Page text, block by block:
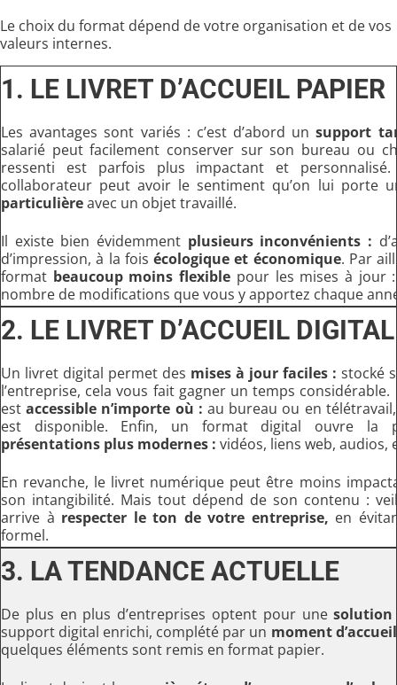
Le choix du format dépend de votre organisation et de vos
valeurs internes.
1. LE LIVRET D’ACCUEIL PAPIER
Les avantages sont variés : c’est d’abord unsupport
salarié peut facilement conserver sur son bureau ou
ressenti est parfois plus impactant et
collaborateur peut avoir le sentiment qu’on lui porte
particulièreavec un objet travaillé.
Il existe bien évidemment plusieurs inconvénients :
d’impression, à la foisécologique et économique. Par
format beaucoup moins flexible pour les mises à jour
nombre de modifications que vous y apportez chaque
2. LE LIVRET D’ACCUEIL DIGITAL
Un livret digital permet des mises à jour faciles : stocké
l’entreprise, cela vous fait gagner un temps considérable.
estaccessible n’importe où : au bureau ou en
est disponible. Enfin, un format digital ouvre la
présentations plus modernes : vidéos, liens web, audios,
En revanche, le livret numérique peut être moins
son intangibilité. Mais tout dépend de son contenu :
arrive à respecter le ton de votre entreprise, en
formel.
3. LA TENDANCE ACTUELLE
De plus en plus d’entreprises optent pour unesolution
support digital enrichi, complété par un moment
quelques éléments sont remis en format papier.